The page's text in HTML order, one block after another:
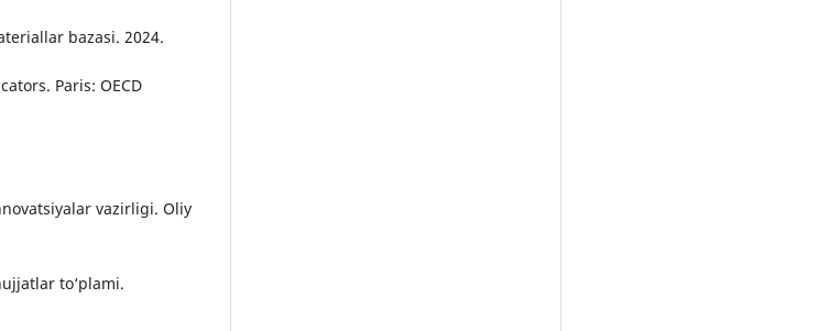
bazasi. 2024.
Paris: OECD
vazirligi. Oliy
to‘plami.